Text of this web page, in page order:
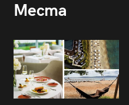
Места